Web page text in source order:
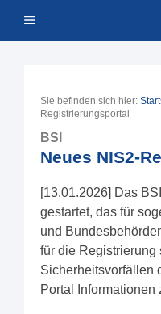
Inhalt Menü
Sie befinden sich hier:
Registrierungsportal
BSI
Neues NIS2-
[13.01.2026] Das
gestartet, das für
und
für die Registrierung
Sicherheitsvorfällen
Portal Informationen